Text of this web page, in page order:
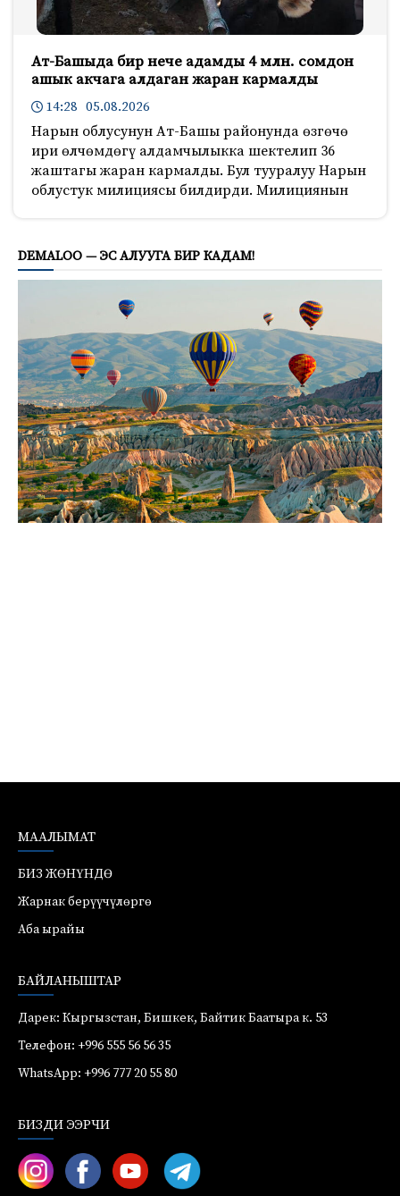
Ат-Башыда бир нече адамды 4 млн. сомдон
ашык акчага алдаган жаран кармалды
14:28 05.08.2026
Нарын облусунун Ат-Башы районунда өзгөчө
ири өлчөмдөгү алдамчылыкка шектелип 36
жаштагы жаран кармалды. Бул тууралуу Нарын
облустук милициясы билдирди. Милициянын
DEMALOO — ЭС АЛУУГА БИР КАДАМ!
МААЛЫМАТ
БИЗ ЖӨНҮНДӨ
Жарнак берүүчүлөргө
Аба ырайы
БАЙЛАНЫШТАР
Дарек: Кыргызстан, Бишкек, Байтик Баатыра к. 53
Телефон: +996 555 56 56 35
WhatsApp: +996 777 20 55 80
БИЗДИ ЭЭРЧИ